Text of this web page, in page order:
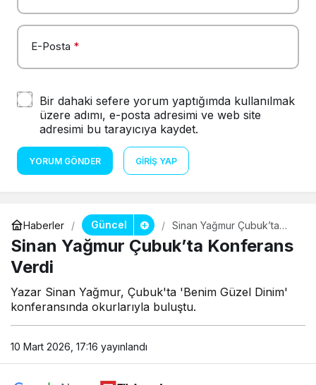
E-Posta *
Bir dahaki sefere yorum yaptığımda kullanılmak
üzere adımı, e-posta adresimi ve web site
adresimi bu tarayıcıya kaydet.
YORUM GÖNDER GIRIŞ YAP
Haberler Güncel
Sinan Yağmur Çubuk’ta
Konferans Verdi
Sinan Yağmur Çubuk’ta Konferans
Verdi
Yazar Sinan Yağmur, Çubuk'ta 'Benim Güzel Dinim'
konferansında okurlarıyla buluştu.
10 Mart 2026, 17:16 yayınlandı